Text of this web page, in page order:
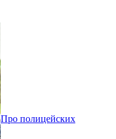
Про полицейских